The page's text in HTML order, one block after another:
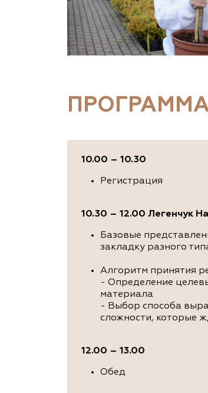
10.00 – 10.30
Регистрация
10.30 – 12.00 Легенчук
Базовые
закладку разного
Алгоритм принятия
- Определение
материала
- Выбор способа
сложности, которые
12.00 – 13.00
Обед